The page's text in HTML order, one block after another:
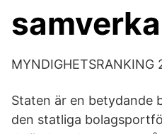
Staten är en betydande
den statliga